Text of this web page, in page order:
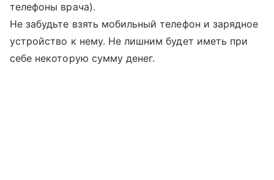
телефоны врача).
Не забудьте взять мобильный телефон и зарядное
устройство к нему. Не лишним будет иметь при
себе некоторую сумму денег.